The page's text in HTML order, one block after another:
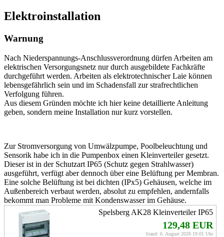
Elektroinstallation
Warnung
Nach Niederspannungs-Anschlussverordnung dürfen Arbeiten am
elektrischen Versorgungsnetz nur durch ausgebildete Fachkräfte
durchgeführt werden. Arbeiten als elektrotechnischer Laie können
lebensgefährlich sein und im Schadensfall zur strafrechtlichen
Verfolgung führen.
Aus diesem Gründen möchte ich hier keine detaillierte Anleitung
geben, sondern meine Installation nur kurz vorstellen.
Zur Stromversorgung von Umwälzpumpe, Poolbeleuchtung und
Sensorik habe ich in die Pumpenbox einen Kleinverteiler gesetzt.
Dieser ist in der Schutzart IP65 (Schutz gegen Strahlwasser)
ausgeführt, verfügt aber dennoch über eine Belüftung per Membran.
Eine solche Belüftung ist bei dichten (IPx5) Gehäusen, welche im
Außenbereich verbaut werden, absolut zu empfehlen, andernfalls
bekommt man Probleme mit Kondenswasser im Gehäuse.
Spelsberg AK28 Kleinverteiler IP65
129,48 EUR
Stand: 6. August 2026 19:01 Uhr